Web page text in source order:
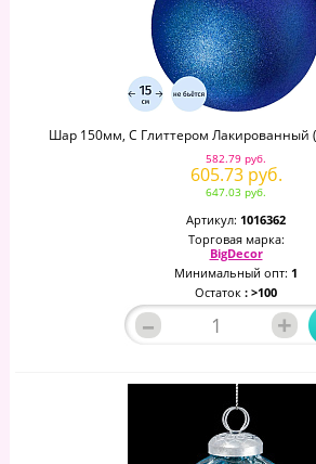
Шар 150мм, С Глиттером Лакированный
582.79 руб.
605.73 руб.
647.03 руб.
Артикул: 1016362
Торговая марка:
BigDecor
Минимальный опт: 1
Остаток : >100
– +